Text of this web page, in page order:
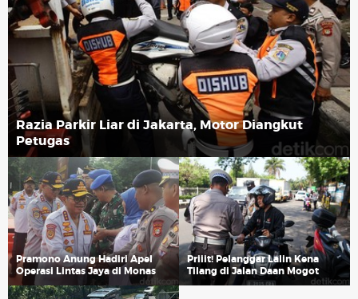
Razia Parkir Liar di Jakarta, Motor Diangkut
Petugas
Pramono Anung Hadiri Apel
Operasi Lintas Jaya di Monas
Priiit! Pelanggar Lalin Kena
Tilang di Jalan Daan Mogot